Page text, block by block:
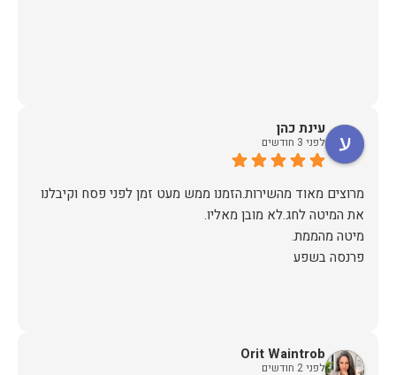
עינת כהן
לפני 3 חודשים
מרוצים מאוד מהשירות.הזמנו ממש מעט זמן לפני פסח וקיבלנו
פרנסה בשפע
Orit Waintrob
לפני 2 חודשים